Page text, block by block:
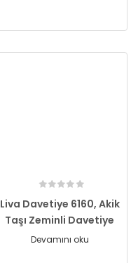
Liva Davetiye 6160, Akik
Taşı Zeminli Davetiye
Devamını oku